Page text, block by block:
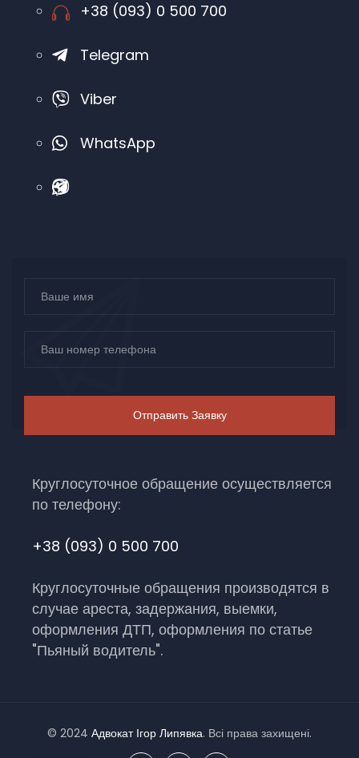
+38 (093) 0 500 700
Telegram
Viber
WhatsApp
Круглосуточное обращение осуществляется
по телефону:
+38 (093) 0 500 700
Круглосуточные обращения производятся в
случае ареста, задержания, выемки,
оформления ДТП, оформления по статье
"Пьяный водитель".
© 2024 Адвокат Ігор Липявка. Всі права захищені.